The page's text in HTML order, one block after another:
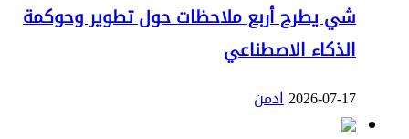
شي يطرح أربع ملاحظات حول تطوير وحوكمة
الذكاء الاصطناعي
2026-07-17ادمن